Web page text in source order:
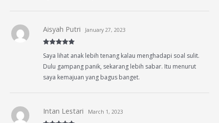
of 5
Aisyah Putri January 27, 2023
Saya lihat anak lebih tenang kalau menghadapi soal sulit.
Dulu gampang panik, sekarang lebih sabar. Itu menurut
saya kemajuan yang bagus banget.
Intan Lestari March 1, 2023